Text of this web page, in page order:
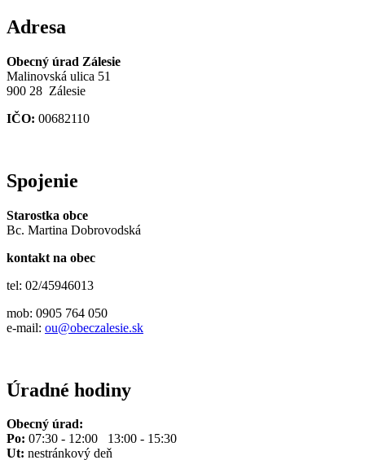
Adresa
Obecný úrad Zálesie
Malinovská ulica 51
900 28 Zálesie
IČO: 00682110
Spojenie
Starostka obce
Bc. Martina Dobrovodská
kontakt na obec
tel: 02/45946013
mob: 0905 764 050
e-mail: ou@obeczalesie.sk
Úradné hodiny
Obecný úrad:
Po: 07:30 - 12:00 13:00 - 15:30
Ut: nestránkový deň